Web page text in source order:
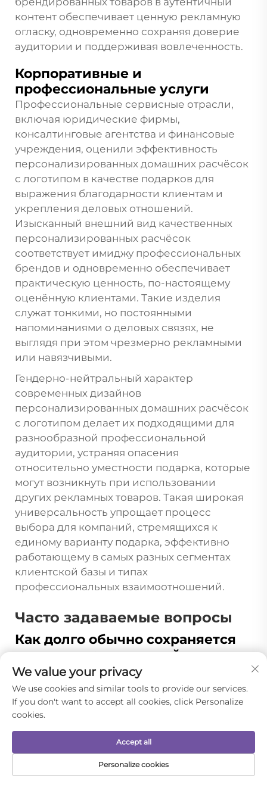
контент обеспечивает ценную рекламную
огласку, одновременно сохраняя доверие
аудитории и поддерживая вовлеченность.
Корпоративные и
профессиональные услуги
Профессиональные сервисные отрасли,
включая юридические фирмы,
консалтинговые агентства и финансовые
учреждения, оценили эффективность
персонализированных домашних расчёсок
с логотипом в качестве подарков для
выражения благодарности клиентам и
укрепления деловых отношений.
Изысканный внешний вид качественных
персонализированных расчёсок
соответствует имиджу профессиональных
брендов и одновременно обеспечивает
практическую ценность, по-настоящему
оценённую клиентами. Такие изделия
служат тонкими, но постоянными
напоминаниями о деловых связях, не
выглядя при этом чрезмерно рекламными
или навязчивыми.
Гендерно-нейтральный характер
современных дизайнов
персонализированных домашних расчёсок
с логотипом делает их подходящими для
разнообразной профессиональной
аудитории, устраняя опасения
относительно уместности подарка, которые
могут возникнуть при использовании
других рекламных товаров. Такая широкая
универсальность упрощает процесс
выбора для компаний, стремящихся к
единому варианту подарка, эффективно
работающему в самых разных сегментах
клиентской базы и типах
профессиональных взаимоотношений.
Часто задаваемые вопросы
Как долго обычно сохраняется
персонализированный логотип
на расчёске
Срок службы фирменных логотипов на
расческах для волос в первую очередь
зависит от способа нанесения и качества
материалов, используемых при
производстве. Высококачественная
гравировка и профессиональные методы
печати позволяют сохранять видимость и
ГЛАВНАЯ
ЭЛЕКТРОННАЯ
We value your privacy
We use cookies and similar tools to provide our services.
If you don't want to accept all cookies, click Personalize
cookies.
Personalize cookies
Accept all